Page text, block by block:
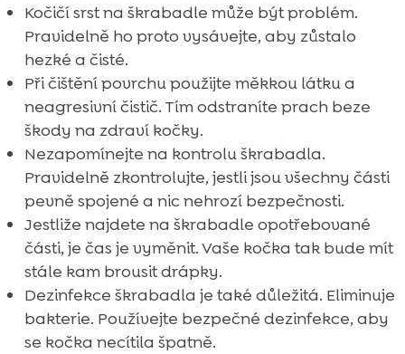
Kočičí srst na škrabadle může být problém.
Pravidelně ho proto vysávejte, aby zůstalo
hezké a čisté.
Při čištění povrchu použijte měkkou látku a
neagresivní čistič. Tím odstraníte prach beze
škody na zdraví kočky.
Nezapomínejte na kontrolu škrabadla.
Pravidelně zkontrolujte, jestli jsou všechny části
pevně spojené a nic nehrozí bezpečnosti.
Jestliže najdete na škrabadle opotřebované
části, je čas je vyměnit. Vaše kočka tak bude mít
stále kam brousit drápky.
Dezinfekce škrabadla je také důležitá. Eliminuje
bakterie. Používejte bezpečné dezinfekce, aby
se kočka necítila špatně.